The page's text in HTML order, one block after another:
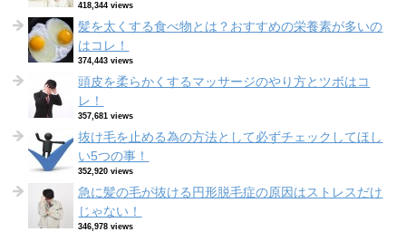
418,344 views
髪を太くする食べ物とは？おすすめの栄養素が多いの
はコレ！
374,443 views
頭皮を柔らかくするマッサージのやり方とツボはコ
レ！
357,681 views
抜け毛を止める為の方法として必ずチェックしてほし
い5つの事！
352,920 views
急に髪の毛が抜ける円形脱毛症の原因はストレスだけ
じゃない！
346,978 views